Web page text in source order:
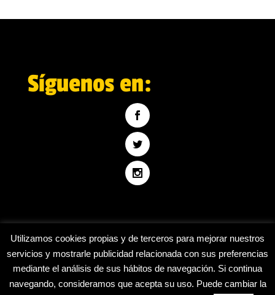
Síguenos en:
Inicio Blog Contáctanos
Utilizamos cookies propias y de terceros para mejorar nuestros
servicios y mostrarle publicidad relacionada con sus preferencias
mediante el análisis de sus hábitos de navegación. Si continua
navegando, consideramos que acepta su uso. Puede cambiar la